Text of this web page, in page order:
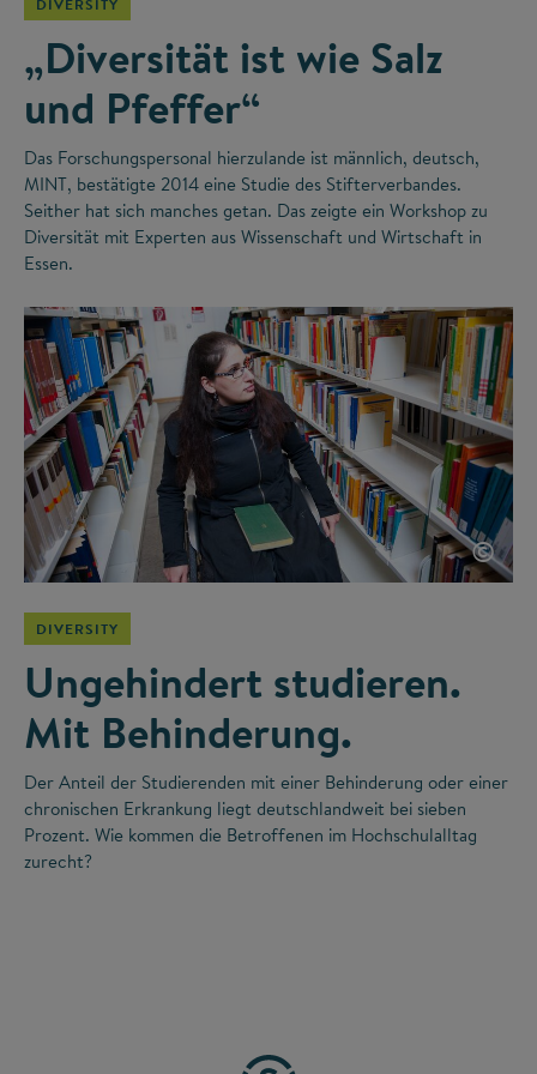
„Diversität ist wie Salz
und Pfeffer“
Das Forschungspersonal hierzulande ist männlich, deutsch,
MINT, bestätigte 2014 eine Studie des Stifterverbandes.
Seither hat sich manches getan. Das zeigte ein Workshop zu
Diversität mit Experten aus Wissenschaft und Wirtschaft in
Essen.
©
DIVERSITY
Ungehindert studieren.
Mit Behinderung.
Der Anteil der Studierenden mit einer Behinderung oder einer
chronischen Erkrankung liegt deutschlandweit bei sieben
Prozent. Wie kommen die Betroffenen im Hochschulalltag
zurecht?